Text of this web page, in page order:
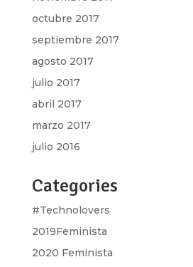
octubre 2017
septiembre 2017
agosto 2017
julio 2017
abril 2017
marzo 2017
julio 2016
Categories
#Technolovers
2019Feminista
2020 Feminista